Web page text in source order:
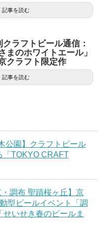
記事を読む
クラフトビール通信：
まのホワイトエール」
クラフト限定作
記事を読む
公園】クラフトビール
「TOKYO CRAFT
・調布 聖蹟桜ヶ丘】京
型ビールイベント「調
いせき春のビールま